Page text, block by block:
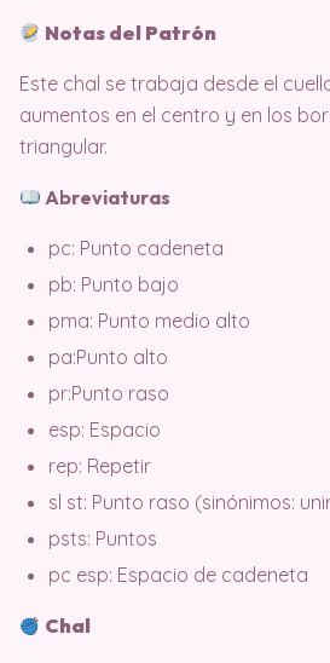
Notas del Patrón
Este chal se trabaja desde el
aumentos en el centro y en los
triangular.
Abreviaturas
pc: Punto cadeneta
pb: Punto bajo
pma: Punto medio alto
pa:Punto alto
pr:Punto raso
esp: Espacio
rep: Repetir
sl st: Punto raso (sinónimos:
psts: Puntos
pc esp: Espacio de cadeneta
Chal